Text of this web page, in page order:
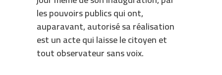
les pouvoirs publics qui ont,
auparavant, autorisé sa réalisation
est un acte qui laisse le citoyen et
tout observateur sans voix.